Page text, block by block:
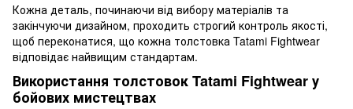
Кожна деталь, починаючи від вибору матеріалів та
закінчуючи дизайном, проходить строгий контроль якості,
щоб переконатися, що кожна толстовка Tatami Fightwear
відповідає найвищим стандартам.
Використання толстовок Tatami Fightwear у
бойових мистецтвах